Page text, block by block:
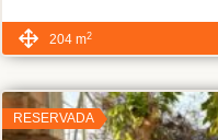
204 m2
RESERVADA